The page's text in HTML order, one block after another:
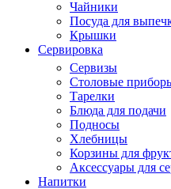
Чайники
Посуда для
Крышки
Сервировка
Сервизы
Столовые
Тарелки
Блюда для подачи
Подносы
Хлебницы
Корзины для
Аксессуары для
Напитки